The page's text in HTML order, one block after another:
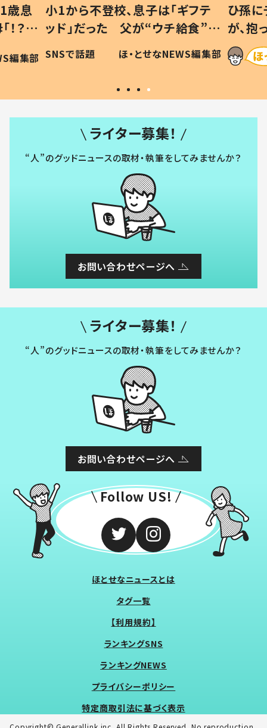
歳息
？」
編集部
小1から不登校、息子は「ギフテ
ッド」だった 父が“ウチ給食”を
作り続ける理由とは #令和の親
#令和の子
SNSで話題 ほ・とせなNEWS編集部
ひ孫
が、
「涙が
い」
ライター募集！
“人”のグッドニュースの取材・執筆をしてみませんか？
お問い合わせページへ
ライター募集！
“人”のグッドニュースの取材・執筆をしてみませんか？
お問い合わせページへ
Follow US!
ほとせなニュースとは
タグ一覧
【利用規約】
ランキングSNS
ランキングNEWS
プライバシーポリシー
特定商取引法に基づく表示